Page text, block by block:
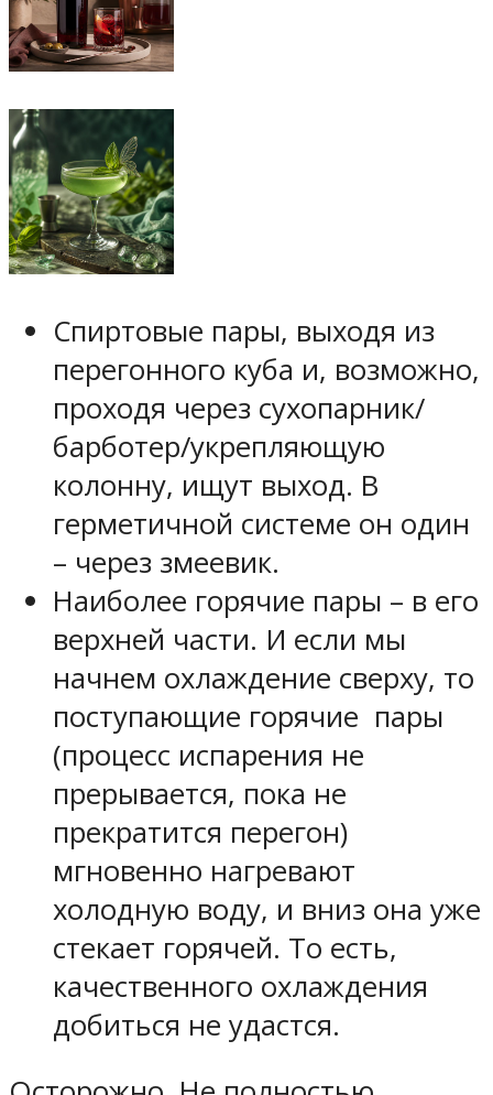
Спиртовые пары, выходя из
перегонного куба и, возможно,
проходя через сухопарник/
барботер/укрепляющую
колонну, ищут выход. В
герметичной системе он один
– через змеевик.
Наиболее горячие пары – в его
верхней части. И если мы
начнем охлаждение сверху, то
поступающие горячие пары
(процесс испарения не
прерывается, пока не
прекратится перегон)
мгновенно нагревают
холодную воду, и вниз она уже
стекает горячей. То есть,
качественного охлаждения
добиться не удастся.